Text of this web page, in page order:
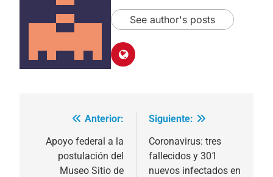
See author's posts
Navegación
de
entradas
Anterior:
Apoyo federal a la
postulación del
Museo Sitio de
Siguiente:
Coronavirus: tres
fallecidos y 301
nuevos infectados en